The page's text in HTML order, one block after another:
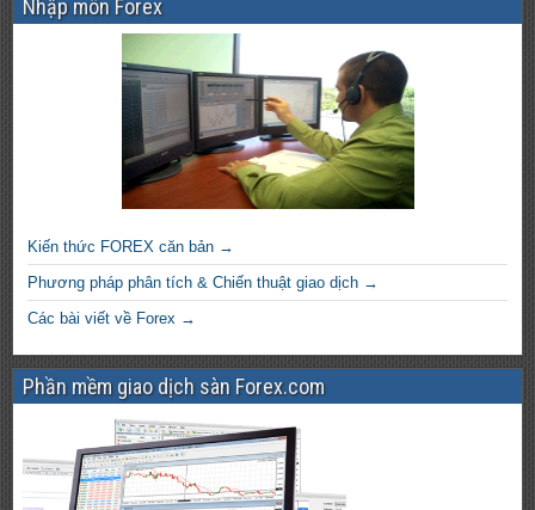
Nhập môn Forex
Kiến thức FOREX căn bản →
Phương pháp phân tích & Chiến thuật giao dịch →
Các bài viết về Forex →
Phần mềm giao dịch sàn Forex.com